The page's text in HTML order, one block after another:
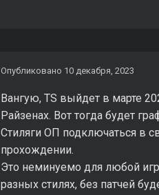
Опубликовано 10 декабря, 2023
Вангую, TS выйдет в марте
Райзенах. Вот тогда будет
Cтиляги ОП подключаться в
прохождении.
Это неминуемо для любой
разных стилях, без патчей